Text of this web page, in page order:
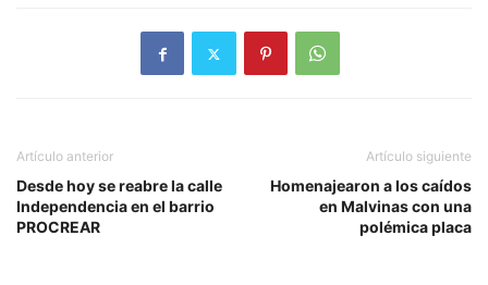
Artículo anterior
Desde hoy se reabre la calle
Independencia en el barrio
PROCREAR
Artículo siguiente
Homenajearon a los caídos
en Malvinas con una
polémica placa